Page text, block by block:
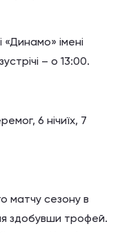
«Динамо» імені
– о 13:00.
6 нічиїх, 7
матчу сезону в
здобувши трофей.